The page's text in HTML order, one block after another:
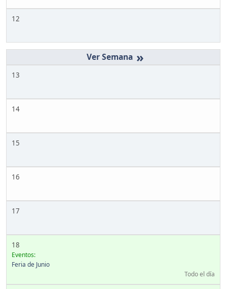
12
»
13
14
15
16
17
18
Eventos:
Feria de Junio
Todo el día